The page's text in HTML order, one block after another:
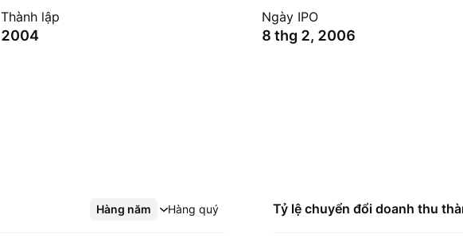
Thành lập
2004
Ngày IPO
8 thg 2, 2006
Hàng năm Hàng quý
Xem thêm Tỷ lệ chuyển đổi doanh thu